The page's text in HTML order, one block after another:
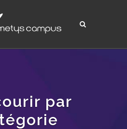
par